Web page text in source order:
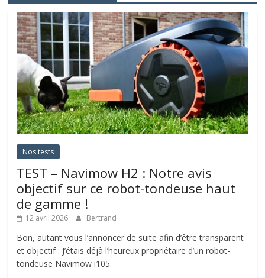
Nos tests
TEST – Navimow H2 : Notre avis
objectif sur ce robot-tondeuse haut
de gamme !
12 avril 2026 Bertrand
Bon, autant vous l’annoncer de suite afin d’être transparent
et objectif : J’étais déjà l’heureux propriétaire d’un robot-
tondeuse Navimow i105